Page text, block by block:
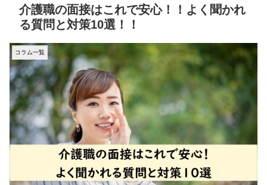
介護職の面接はこれで安心！！よく聞かれ
る質問と対策10選！！
コラム一覧